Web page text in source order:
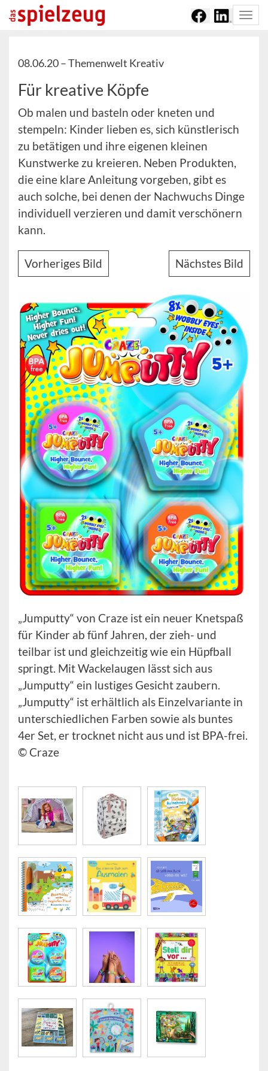
08.06.20 –Themenwelt Kreativ
Für kreative Köpfe
Ob malen und basteln oder kneten und
stempeln: Kinder lieben es, sich künstlerisch
zu betätigen und ihre eigenen kleinen
Kunstwerke zu kreieren. Neben Produkten,
die eine klare Anleitung vorgeben, gibt es
auch solche, bei denen der Nachwuchs Dinge
individuell verzieren und damit verschönern
kann.
Vorheriges Bild Nächstes Bild
„Jumputty“ von Craze ist ein neuer Knetspaß
für Kinder ab fünf Jahren, der zieh- und
teilbar ist und gleichzeitig wie ein Hüpfball
springt. Mit Wackelaugen lässt sich aus
„Jumputty“ ein lustiges Gesicht zaubern.
„Jumputty“ ist erhältlich als Einzelvariante in
unterschiedlichen Farben sowie als buntes
4er Set, er trocknet nicht aus und ist BPA-frei.
© Craze